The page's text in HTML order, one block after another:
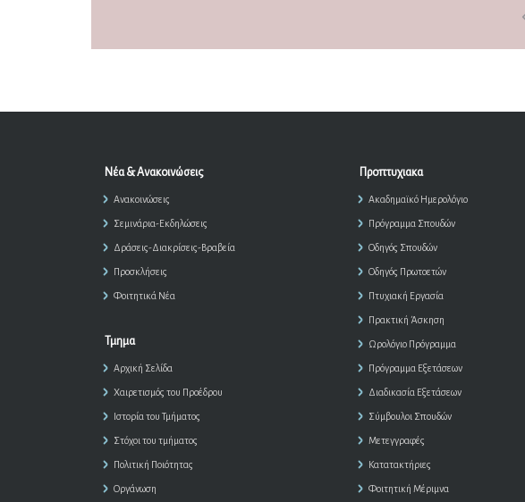
Νέα & Ανακοινώσεις
Ανακοινώσεις
Σεμινάρια-Εκδηλώσεις
Δράσεις-Διακρίσεις-Βραβεία
Προσκλήσεις
Φοιτητικά Νέα
Τμημα
Αρχική Σελίδα
Χαιρετισμός του Προέδρου
Ιστορία του Τμήματος
Στόχοι του τμήματος
Πολιτική Ποιότητας
Οργάνωση
Προπτυχιακα
Ακαδημαϊκό Ημερολόγιο
Πρόγραμμα Σπουδών
Οδηγός Σπουδών
Οδηγός Πρωτοετών
Πτυχιακή Εργασία
Πρακτική Άσκηση
Ωρολόγιο Πρόγραμμα
Πρόγραμμα Εξετάσεων
Διαδικασία Εξετάσεων
Σύμβουλοι Σπουδών
Μετεγγραφές
Κατατακτήριες
Φοιτητική Μέριμνα